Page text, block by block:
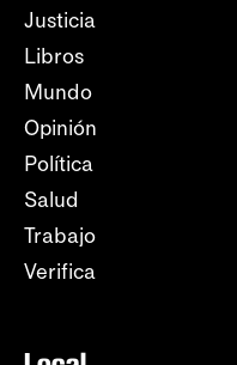
Justicia
Libros
Mundo
Opinión
Política
Salud
Trabajo
Verifica